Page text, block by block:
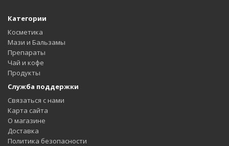
Категории
Косметика
Мази и Бальзамы
Препараты
Чай и кофе
Продукты
Служба поддержки
Связаться с нами
Карта сайта
О магазине
Доставка
Политика безопасности